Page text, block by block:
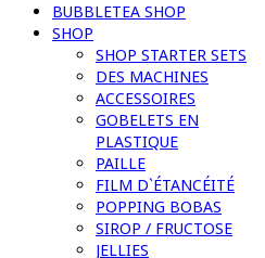
BUBBLETEA SHOP
SHOP
SHOP STARTER SETS
DES MACHINES
ACCESSOIRES
GOBELETS EN
PLASTIQUE
PAILLE
FILM D`ÉTANCÉITÉ
POPPING BOBAS
SIROP / FRUCTOSE
JELLIES